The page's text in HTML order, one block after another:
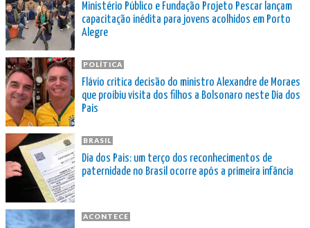
Ministério Público e Fundação Projeto Pescar lançam
capacitação inédita para jovens acolhidos em Porto
Alegre
POLÍTICA
Flávio critica decisão do ministro Alexandre de Moraes
que proibiu visita dos filhos a Bolsonaro neste Dia dos
Pais
BRASIL
Dia dos Pais: um terço dos reconhecimentos de
paternidade no Brasil ocorre após a primeira infância
ACONTECE